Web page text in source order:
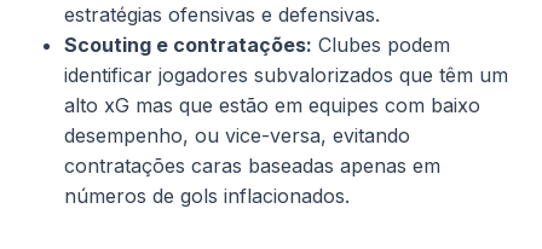
estratégias ofensivas e defensivas.
Scouting e contratações: Clubes podem
identificar jogadores subvalorizados que têm um
alto xG mas que estão em equipes com baixo
desempenho, ou vice-versa, evitando
contratações caras baseadas apenas em
números de gols inflacionados.